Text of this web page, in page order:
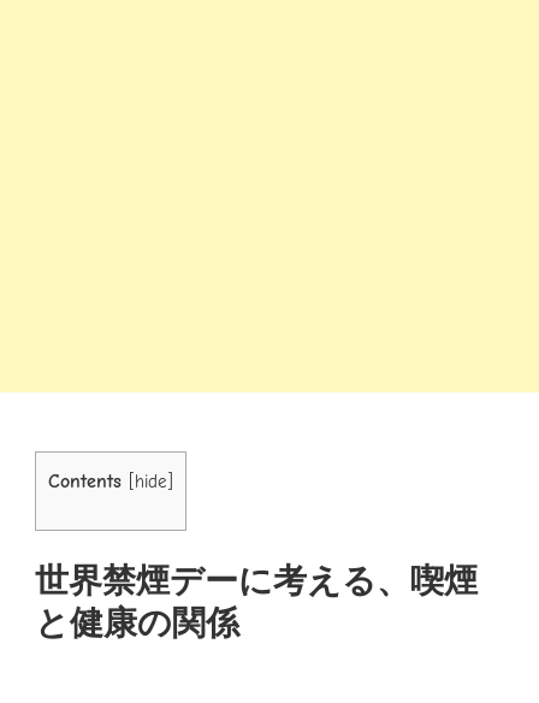
Contents hide
世界禁煙デーに考える、喫煙
と健康の関係